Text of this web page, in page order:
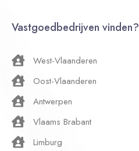
Vastgoedbedrijven vinden?
West-Vlaanderen
Oost-Vlaanderen
Antwerpen
Vlaams Brabant
Limburg